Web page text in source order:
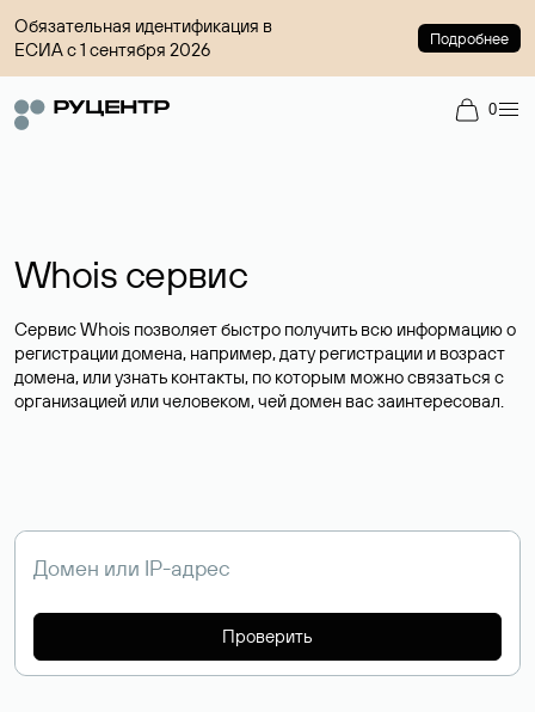
Обязательная идентификация в
ЕСИА с 1 сентября 2026
Подробнее
0
Whois сервис
Сервис Whois позволяет быстро получить всю информацию о
регистрации домена, например, дату регистрации и возраст
домена, или узнать контакты, по которым можно связаться с
организацией или человеком, чей домен вас заинтересовал.
Проверить